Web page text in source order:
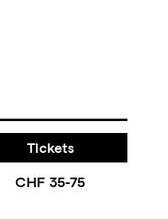
Tickets
CHF 35-75